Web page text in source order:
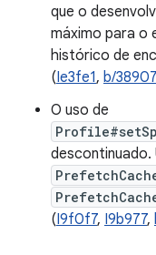
que o
máximo para o
histórico de
(Ie3fe1, b/
O uso de
descontinuado.
(I9f0f7, I9b977,